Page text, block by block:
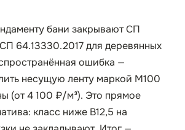
бани закрывают СП
64.13330.2017 для деревянных
ошибка —
несущую ленту маркой М100
(от 4 100 ₽/м³). Это прямое
класс ниже B12,5 на